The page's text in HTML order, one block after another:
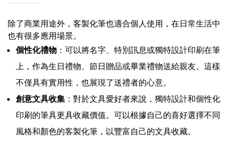
除了商業用途外，客製化筆也適合個人使用，在日常生活中
也有很多應用場景。
個性化禮物 ：可以將名字、特別訊息或獨特設計印刷在筆
上，作為生日禮物、節日贈品或畢業禮物送給親友。這樣
不僅具有實用性，也展現了送禮者的心意。
創意文具收集 ：對於文具愛好者來說，獨特設計和個性化
印刷的筆具更具收藏價值。可以根據自己的喜好選擇不同
風格和顏色的客製化筆，以豐富自己的文具收藏。